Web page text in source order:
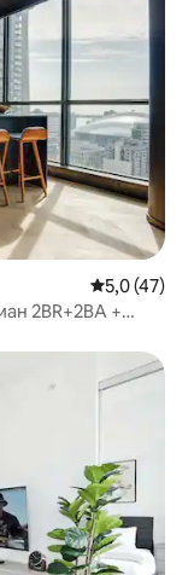
Просечна
5,0 (47)
2BR+2BA +